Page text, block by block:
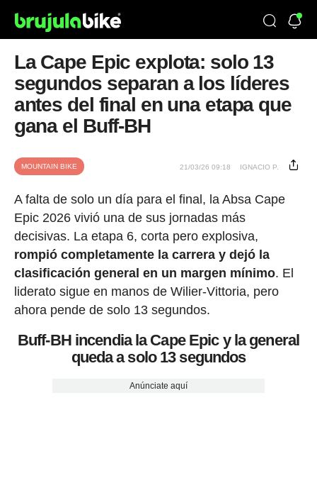
La Cape Epic explota: solo 13
segundos separan a los líderes
antes del final en una etapa que
gana el Buff-BH
MOUNTAIN BIKE 21/03/26 09:18 IGNACIO P.
A falta de solo un día para el final, la Absa Cape
Epic 2026 vivió una de sus jornadas más
decisivas. La etapa 6, corta pero explosiva,
rompió completamente la carrera y dejó la
clasificación general en un margen mínimo. El
liderato sigue en manos de Wilier-Vittoria, pero
ahora pende de solo 13 segundos.
Buff-BH incendia la Cape Epic y la general
queda a solo 13 segundos
Anúnciate aquí